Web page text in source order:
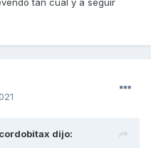
tan cual y a seguir
cordobitax dijo: